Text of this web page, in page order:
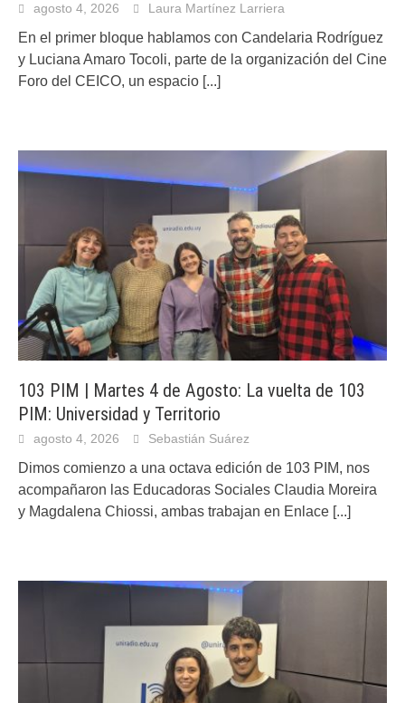
agosto 4, 2026 Laura Martínez Larriera
En el primer bloque hablamos con Candelaria Rodríguez
y Luciana Amaro Tocoli, parte de la organización del Cine
Foro del CEICO, un espacio [...]
103 PIM | Martes 4 de Agosto: La vuelta de 103
PIM: Universidad y Territorio
agosto 4, 2026 Sebastián Suárez
Dimos comienzo a una octava edición de 103 PIM, nos
acompañaron las Educadoras Sociales Claudia Moreira
y Magdalena Chiossi, ambas trabajan en Enlace [...]